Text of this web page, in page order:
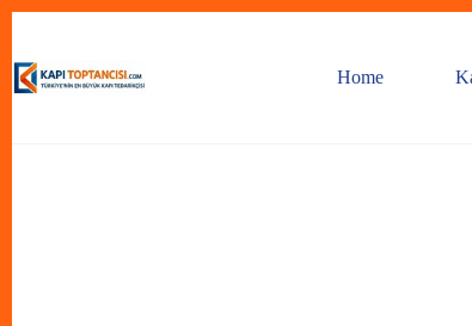
content
Home